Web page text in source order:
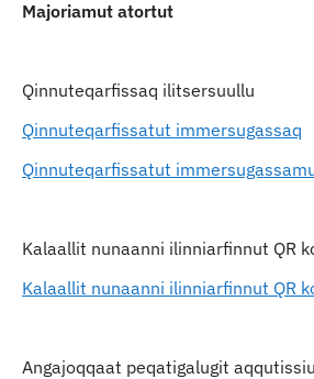
Majoriamut atortut
Qinnuteqarfissaq ilitsersuullu
Qinnuteqarfissatut immersugassaq
Qinnuteqarfissatut
Kalaallit nunaanni ilinniarfinnut QR
Kalaallit nunaanni ilinniarfinnut QR
Angajoqqaat peqatigalugit